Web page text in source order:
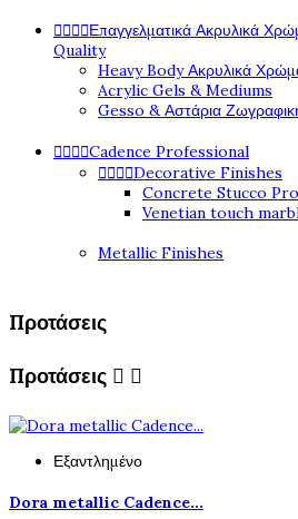
Επαγγελματικά Ακρυλικά
Quality
Heavy Body Ακρυλικά
Acrylic Gels & Mediums
Gesso & Αστάρια
Cadence Professional
Decorative Finishes
Concrete Stucco
Venetian touch
Metallic Finishes
Προτάσεις
Προτάσεις  
Εξαντλημένο
Dora metallic Cadence...